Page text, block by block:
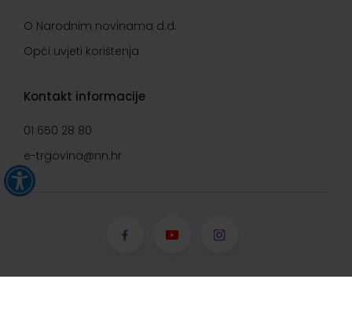
O Narodnim novinama d.d.
Opći uvjeti korištenja
Kontakt informacije
01 650 28 80
e-trgovina@nn.hr